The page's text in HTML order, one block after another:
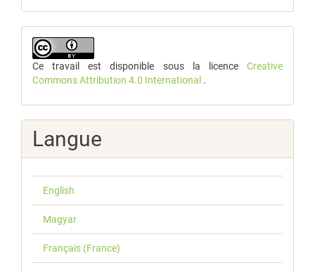
Ce travail est disponible sous la licence Creative
Commons Attribution 4.0 International .
Langue
English
Magyar
Français (France)